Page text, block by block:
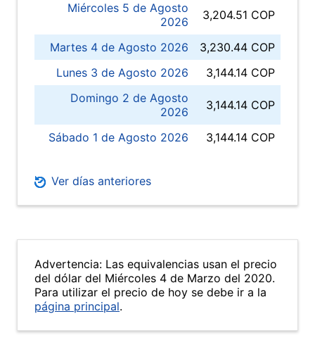
Miércoles 5 de Agosto
2026
3,204.51 COP
Martes 4 de Agosto 2026
3,230.44 COP
Lunes 3 de Agosto 2026
3,144.14 COP
Domingo 2 de Agosto
2026
3,144.14 COP
Sábado 1 de Agosto 2026 3,144.14 COP
Ver días anteriores
Advertencia: Las equivalencias usan el precio
del dólar del Miércoles 4 de Marzo del 2020.
Para utilizar el precio de hoy se debe ir a la
página principal.